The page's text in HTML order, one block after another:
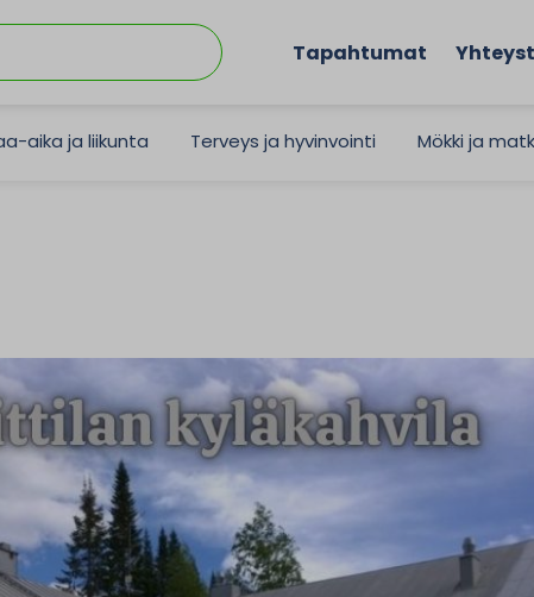
Tapahtumat
aika ja liikunta Terveys ja hyvinvointi Mökki ja